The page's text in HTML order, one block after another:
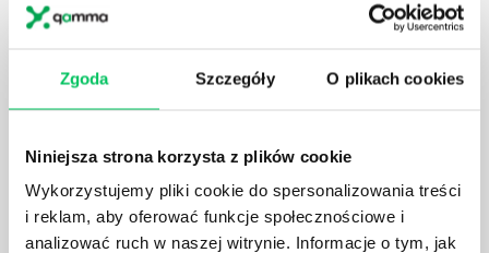
Zgoda Szczegóły O plikach cookies
Niniejsza strona korzysta z plików cookie
Wykorzystujemy pliki cookie do spersonalizowania treści
i reklam, aby oferować funkcje społecznościowe i
analizować ruch w naszej witrynie. Informacje o tym, jak
Lowensteina, zatytułowanej „When genius failed: the
rise and fall of Long Term Capital Management” i
wniosków, dzięki którym mogą lepiej zadbać o
finanse swojej firmy.Fundusz ten prowadzony był
Nobla z dziedziny ekonomii, którzy...